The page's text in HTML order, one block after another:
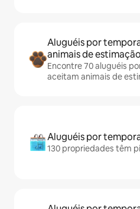
Aluguéis por
animais de estimação
Encontre 70 aluguéis
aceitam animais de
Aluguéis por
130 propriedades têm